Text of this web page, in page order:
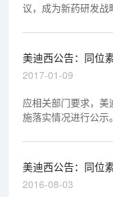
议，成为新药研发
营销和技术支持等
美迪西同Accelera
美迪西公告：同位
2017-01-09
应相关部门要求，
施落实情况进行公示。
美迪西公告：同位
2016-08-03